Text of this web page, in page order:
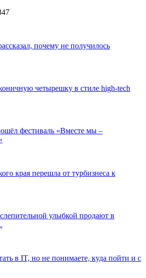
почему не получилось
четырешку в стиле high-tech
фестиваль «Вместе мы –
края перешла от турбизнеса к
улыбкой продают в
в IT, но не понимаете, куда пойти и с